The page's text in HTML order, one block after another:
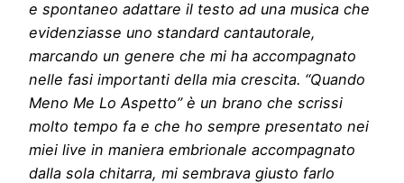
e spontaneo adattare il testo ad una musica che
evidenziasse uno standard cantautorale,
marcando un genere che mi ha accompagnato
nelle fasi importanti della mia crescita. “Quando
Meno Me Lo Aspetto” è un brano che scrissi
molto tempo fa e che ho sempre presentato nei
miei live in maniera embrionale accompagnato
dalla sola chitarra, mi sembrava giusto farlo